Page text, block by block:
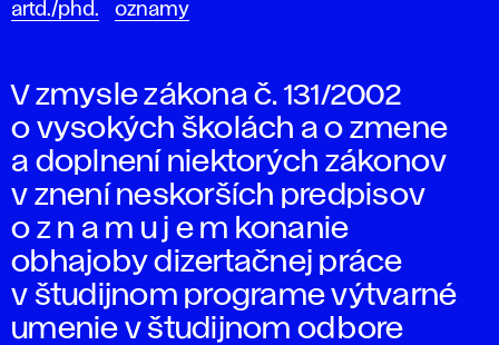
artd./phd. oznamy
V zmysle zákona č. 131/2002
o vysokých školách a o zmene
a doplnení niektorých zákonov
v znení neskorších predpisov
o z n a m u j e m konanie
obhajoby dizertačnej práce
v študijnom programe výtvarné
umenie v študijnom odbore